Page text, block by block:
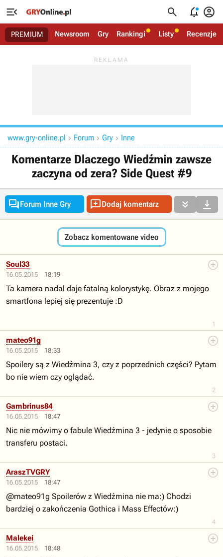
   
PREMIUM Newsroom Gry Rankingi Listy Recenzje
www.gry-online.pl  Forum  Gry  Inne
Komentarze Dlaczego Wiedźmin zawsze
zaczyna od zera? Side Quest #9
Forum Inne Gry Dodaj komentarz  
Zobacz komentowane video
16.05.2015 18:19
1
Soul33
Ta kamera nadal daje fatalną kolorystykę. Obraz z mojego
smartfona lepiej się prezentuje :D
16.05.2015 18:33
2
mateo91g
Spoilery są z Wiedźmina 3, czy z poprzednich części? Pytam
bo nie wiem czy oglądać.
16.05.2015 18:47
3
Gambrinus84
Nic nie mówimy o fabule Wiedźmina 3 - jedynie o sposobie
transferu postaci.
16.05.2015 18:47
4
AraszTVGRY
@mateo91g Spoilerów z Wiedźmina nie ma:) Chodzi
bardziej o zakończenia Gothica i Mass Effectów:)
16.05.2015 18:48
Malekei